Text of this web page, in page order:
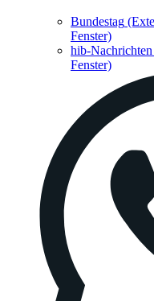
Bundestag
Fenster)
hib-Nachrichten
Fenster)